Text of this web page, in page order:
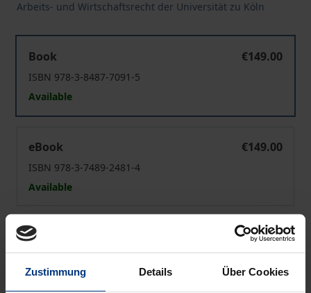
Zustimmung Details Über Cookies
Arbeits- und Wirtschaftsrecht der Universität zu Köln
Book
€149.00
ISBN 978-3-8487-7091-5
Available
eBook
€149.00
ISBN 978-3-7489-2481-4
Available
Prices include VAT. Depending on the delivery address, VAT
Add to Cart